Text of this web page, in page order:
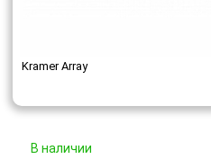
Kramer Array
В наличии